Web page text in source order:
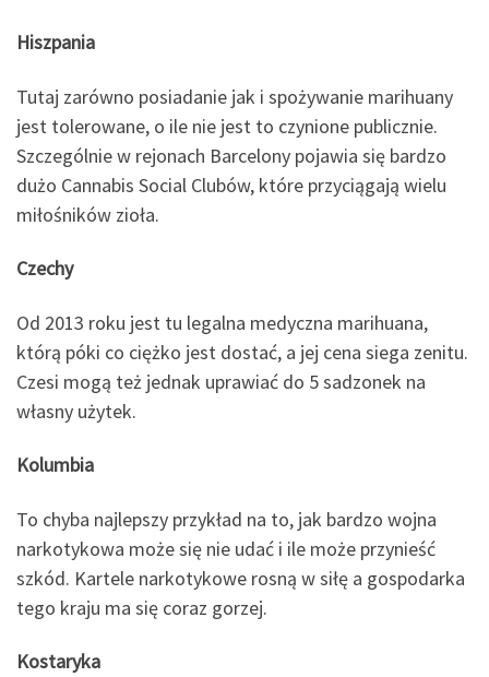
Hiszpania
Tutaj zarówno posiadanie jak i spożywanie marihuany
jest tolerowane, o ile nie jest to czynione publicznie.
Szczególnie w rejonach Barcelony pojawia się bardzo
dużo Cannabis Social Clubów, które przyciągają wielu
miłośników zioła.
Czechy
Od 2013 roku jest tu legalna medyczna marihuana,
którą póki co ciężko jest dostać, a jej cena siega zenitu.
Czesi mogą też jednak uprawiać do 5 sadzonek na
własny użytek.
Kolumbia
To chyba najlepszy przykład na to, jak bardzo wojna
narkotykowa może się nie udać i ile może przynieść
szkód. Kartele narkotykowe rosną w siłę a gospodarka
tego kraju ma się coraz gorzej.
Kostaryka